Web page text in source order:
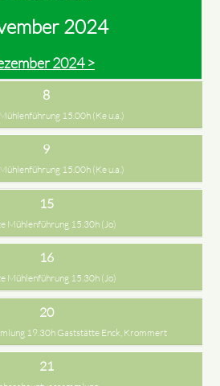
2024
2024 >
8
15.00h (Ke u.a.)
9
15.00h (Ke u.a.)
15
Mühlenführung 15.30h (Jo)
16
Mühlenführung 15.30h (Jo)
20
19.30h Gaststätte Enck, Krommert
21